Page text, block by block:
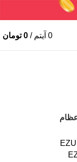
0 آیتم /
0 تومانخرید ایسیو (کامپیوتر)
سایر